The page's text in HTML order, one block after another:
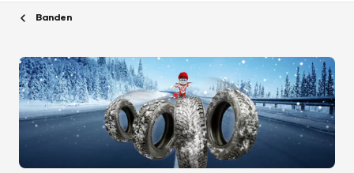
Banden